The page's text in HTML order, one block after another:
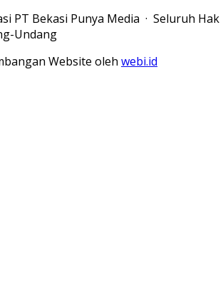
PT Bekasi Punya Media · Seluruh Hak
Undang
Website oleh webi.id